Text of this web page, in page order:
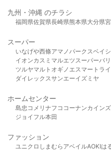
九州・沖縄 のチラシ
福岡県佐賀県長崎県熊本県大分県
スーパー
いなげや西條アマノパークスベイ
イオンカスミ マルエツ スーパーバ
ツルヤマルト オギノ エスマート ラ
ダイレックスサンエーイズミヤ
ホームセンター
島忠 コメリ ナフコ コーナンカインズ
ジョイフル本田
ファッション
ユニクロ しまむら アベイルAOKIは